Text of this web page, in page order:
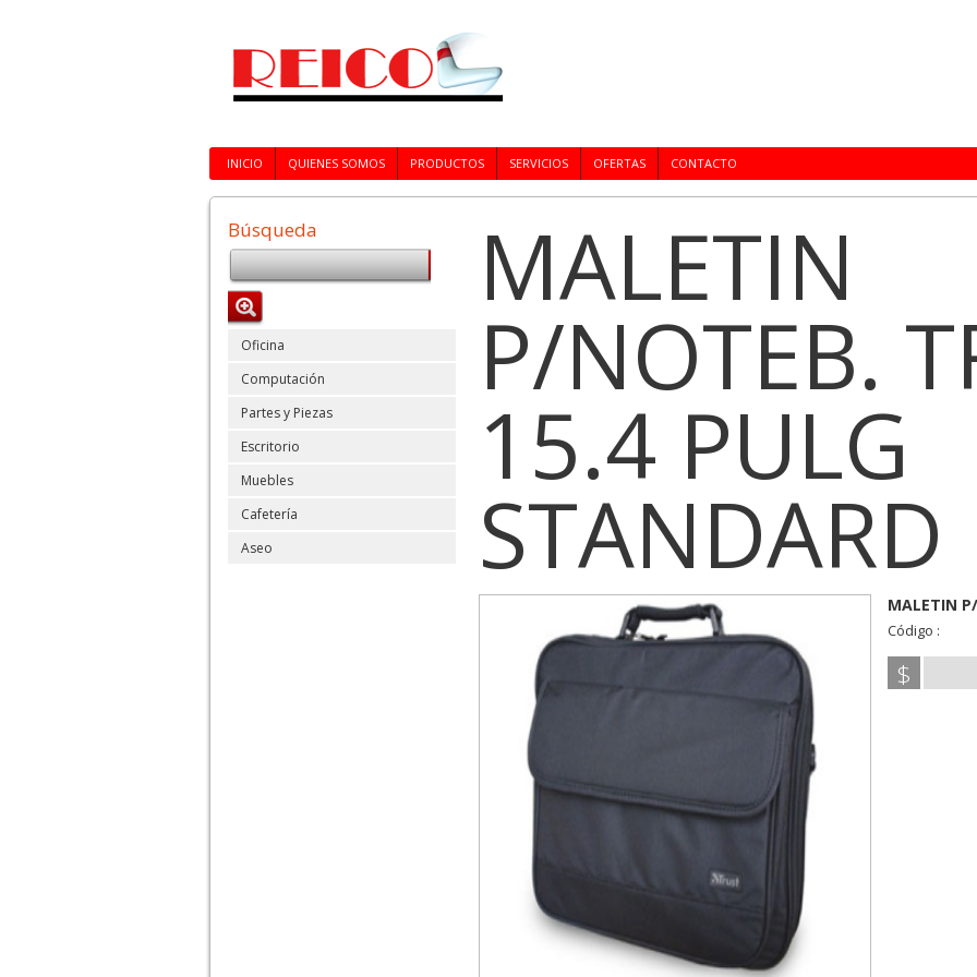
INICIO QUIENES SOMOS PRODUCTOS SERVICIOS OFERTAS CONTACTO
Búsqueda
Oficina
Computación
Partes y Piezas
Escritorio
Muebles
Cafetería
Aseo
MALETIN
P/NOTEB.
15.4 PULG
STANDARD
MALETIN
Código :
$